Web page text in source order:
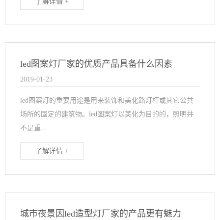
led图案灯厂家的优质产品具备什么因素
2019-01-23
led图案灯的重要用途是用来装饰和美化路灯杆或其它公共
场所的固定的建筑物。led图案灯以美化为目的的，照明并
不是重...
了解详情 +
城市夜景因led造型灯厂家的产品更有魅力